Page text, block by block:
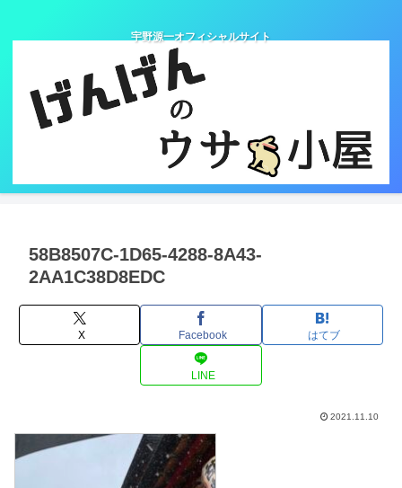
宇野源一オフィシャルサイト
58B8507C-1D65-4288-8A43-
2AA1C38D8EDC
X Facebook はてブ
LINE
2021.11.10